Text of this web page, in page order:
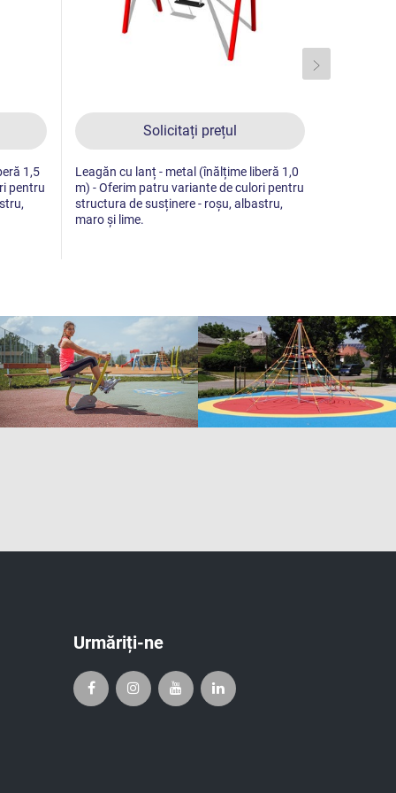
1,5
pentru
Solicitați prețul
Leagăn cu lanț - metal (înălțime liberă 1,0
m) - Oferim patru variante de culori pentru
structura de susținere - roșu, albastru,
maro și lime.
Urmăriți-ne